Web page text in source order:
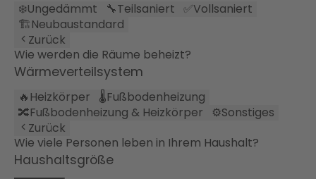
❄️Ungedämmt 🔧Teilsaniert ✅Vollsaniert
🏗️Neubaustandard
Zurück
Wie werden die Räume beheizt?
Wärmeverteilsystem
🔥 Heizkörper 🌡️Fußbodenheizung
🔀Fußbodenheizung & Heizkörper ⚙️Sonstiges
Zurück
Wie viele Personen leben in Ihrem Haushalt?
Haushaltsgröße